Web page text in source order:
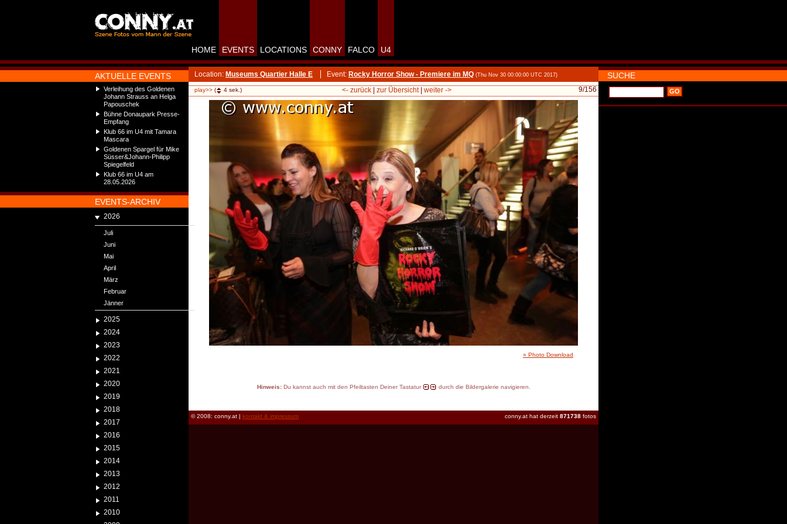
AKTUELLE EVENTS
Verleihung des Goldenen
Johann Strauss an Helga
Papouschek
Bühne Donaupark Presse-
Empfang
Klub 66 im U4 mit Tamara
Mascara
Goldenen Spargel für Mike
Süsser&Johann-Philipp
Spiegelfeld
Klub 66 im U4 am
28.05.2026
EVENTS-ARCHIV
2026
Juli
Juni
Mai
April
März
Februar
Jänner
2025
2024
2023
2022
2021
2020
2019
2018
2017
2016
2015
2014
2013
2012
2011
2010
HOME EVENTS LOCATIONS CONNY FALCO U4
Location: Museums Quartier Halle E Event: Rocky Horror Show - Premiere im MQ (Thu Nov 30 00:00:00 UTC 2017)
play>> ( 4 sek.) 9/156
<- zurück| zur Übersicht| weiter ->
» Photo Download
Hinweis:Du kannst auch mit den Pfeiltasten Deiner Tastatur durch die Bildergalerie navigieren.
conny.at hat derzeit 871738 fotos
© 2008: conny.at | kontakt & impressum
SUCHE